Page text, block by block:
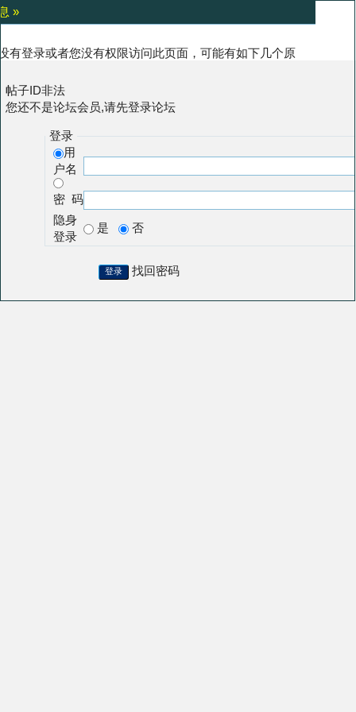
»
有登录或者您没有权限访问此页面，可能有如下几个原
帖子ID非法
您还不是论坛会员,请先登录论坛
登录
用
户名
密 码
隐身
登录
是 否
找回密码